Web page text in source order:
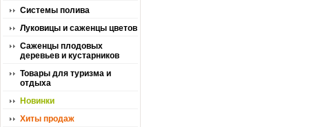
Системы полива
Луковицы и саженцы цветов
Саженцы плодовых
деревьев и кустарников
Товары для туризма и
отдыха
Новинки
Хиты продаж